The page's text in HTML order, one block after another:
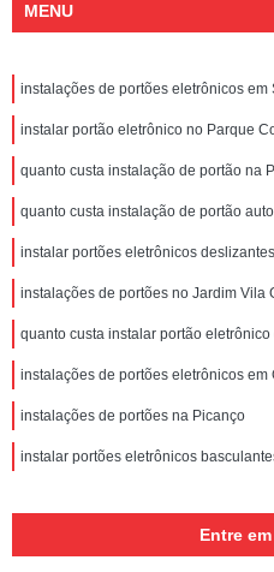
MENU
instalações de portões eletrônicos em
instalar portão eletrônico no Parque
quanto custa instalação de portão na
quanto custa instalação de portão
instalar portões eletrônicos
instalações de portões no Jardim Vila
quanto custa instalar portão
instalações de portões eletrônicos em
instalações de portões na Picanço
instalar portões eletrônicos
Entre